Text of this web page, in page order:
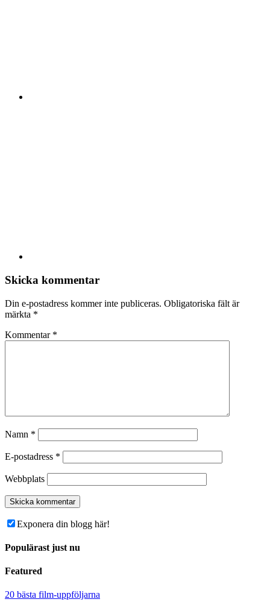
Skicka kommentar
Din e-postadress kommer inte publiceras. Obligatoriska fält är
märkta *
Kommentar *
Namn *
E-postadress *
Webbplats
Exponera din blogg här!
Populärast just nu
Featured
20 bästa film-uppföljarna